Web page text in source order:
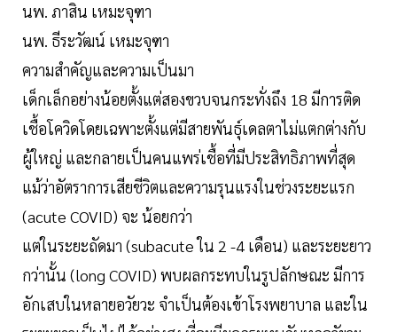
นพ. ภาสิน เหมะจุฑา
นพ. ธีระวัฒน์ เหมะจุฑา
ความสำคัญและความเป็นมา
เด็กเล็กอย่างน้อยตั้งแต่สองขวบจนกระทั่งถึง 18 มีการติด
เชื้อโควิดโดยเฉพาะตั้งแต่มีสายพันธุ์เดลตาไม่แตกต่างกับ
ผู้ใหญ่ และกลายเป็นคนแพร่เชื้อที่มีประสิทธิภาพที่สุด
แม้ว่าอัตราการเสียชีวิตและความรุนแรงในช่วงระยะแรก
(acute COVID) จะ น้อยกว่า
แต่ในระยะถัดมา (subacute ใน 2 -4 เดือน) และระยะยาว
กว่านั้น (long COVID) พบผลกระทบในรูปลักษณะ มีการ
อักเสบในหลายอวัยวะ จำเป็นต้องเข้าโรงพยาบาล และใน